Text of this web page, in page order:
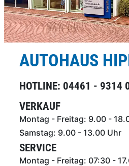
AUTOHAUS
HOTLINE: 04461 - 9314
VERKAUF
Montag - Freitag: 9.00 -
Samstag: 9.00 - 13.00 Uhr
SERVICE
Montag - Freitag: 07:30 -